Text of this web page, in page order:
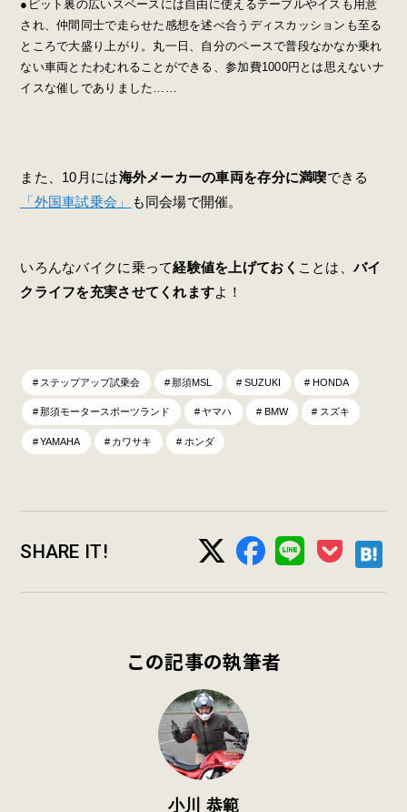
●ピット裏の広いスペースには自由に使えるテーブルやイスも用意
され、仲間同士で走らせた感想を述べ合うディスカッションも至る
ところで大盛り上がり。丸一日、自分のペースで普段なかなか乗れ
ない車両とたわむれることができる、参加費1000円とは思えないナ
イスな催しでありました……
また、10月には海外メーカーの車両を存分に満喫できる
「外国車試乗会」
も同会場で開催。
いろんなバイクに乗って経験値を上げておく ことは、バイ
クライフを充実させてくれますよ！
ステップアップ試乗会 那須MSL SUZUKI HONDA
那須モータースポーツランド ヤマハ BMW スズキ
YAMAHA カワサキ ホンダ
SHARE IT!
この記事の執筆者
小川 恭範